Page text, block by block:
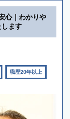
心｜わかりや
ます
職歴20年以上